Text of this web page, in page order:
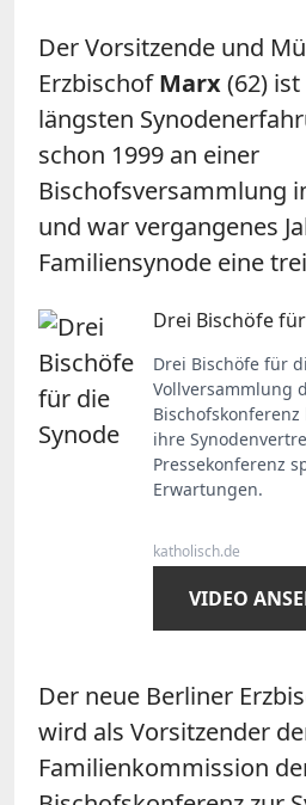
Der Vorsitzende und
ErzbischofMarx(62)
längsten
schon 1999 an einer
Bischofsversammlung
und war vergangenes
Familiensynode eine
Drei Bischöfe
Drei Bischöfe für
Vollversammlung
ihre
Pressekonferenz
Erwartungen.
katholisch.de
VIDEO
Der neue Berliner
wird als Vorsitzender
Familienkommission